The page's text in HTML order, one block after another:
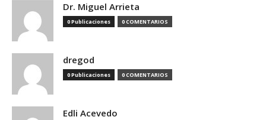
Dr. Miguel Arrieta
0 Publicaciones 0 COMENTARIOS
dregod
0 Publicaciones 0 COMENTARIOS
Edli Acevedo